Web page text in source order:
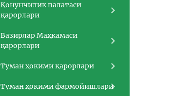
Қонунчилик палатаси
қарорлари
Вазирлар Маҳкамаси
қарорлари
Туман ҳокими қарорлари
Туман ҳокими фармойишлари